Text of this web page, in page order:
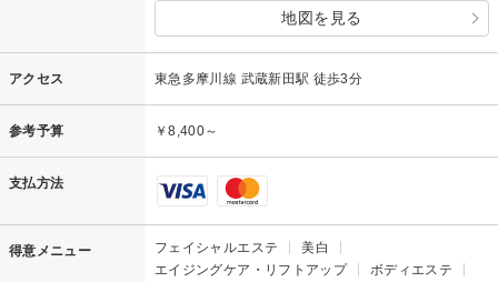
地図を見る
アクセス 東急多摩川線 武蔵新田駅 徒歩3分
参考予算 ￥8,400～
支払方法
得意メニュー フェイシャルエステ
美白
エイジングケア・リフトアップ
ボディエステ